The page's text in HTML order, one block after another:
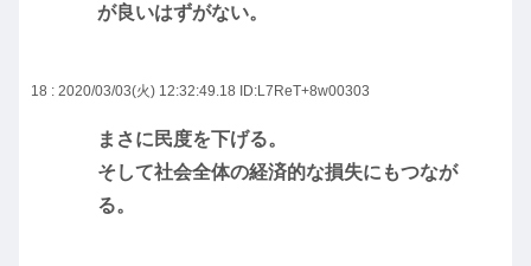
が良いはずがない。
18 : 2020/03/03(火) 12:32:49.18 ID:L7ReT+8w00303
まさに民度を下げる。
そして社会全体の経済的な損失にもつなが
る。